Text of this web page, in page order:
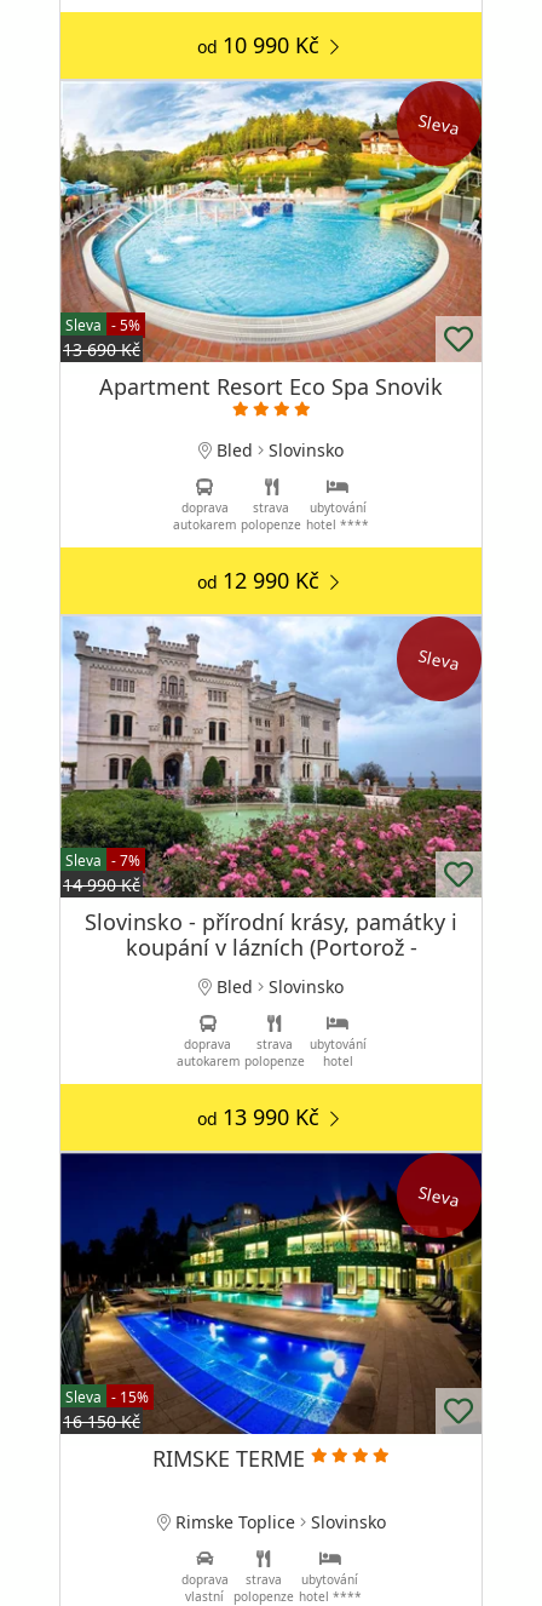
od 10 990 Kč
Sleva
Sleva - 5%
13 690 Kč
Apartment Resort Eco Spa Snovik
Bled Slovinsko
doprava
autokarem
strava
polopenze
ubytování
hotel ****
od 12 990 Kč
Sleva
Sleva - 7%
14 990 Kč
Slovinsko - přírodní krásy, památky i
koupání v lázních (Portorož -
Termaris)
Bled Slovinsko
doprava
autokarem
strava
polopenze
ubytování
hotel
od 13 990 Kč
Sleva
Sleva - 15%
16 150 Kč
RIMSKE TERME
Rimske Toplice Slovinsko
doprava
vlastní
strava
polopenze
ubytování
hotel ****